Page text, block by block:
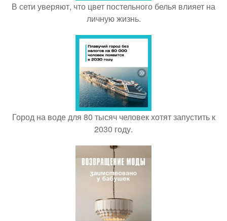
В сети уверяют, что цвет постельного белья влияет на
личную жизнь.
Город на воде для 80 тысяч человек хотят запустить к
2030 году.